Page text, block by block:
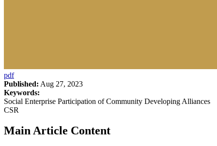
pdf
Published: Aug 27, 2023
Keywords:
Social Enterprise Participation of Community Developing Alliances
CSR
Main Article Content